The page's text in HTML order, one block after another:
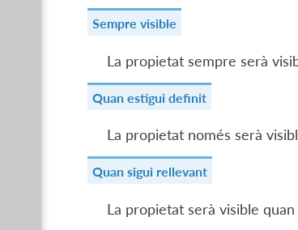
Sempre visible
La propietat sempre serà
Quan estigui definit
La propietat només serà
Quan sigui rellevant
La propietat serà visible